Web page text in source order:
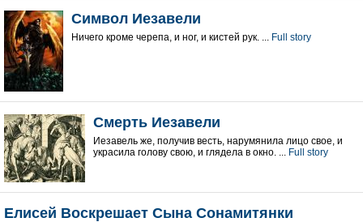
Символ Иезавели
Ничего кроме черепа, и ног, и кистей рук. ... Full story
Смерть Иезавели
Иезавель же, получив весть, нарумянила лицо свое, и
украсила голову свою, и глядела в окно. ... Full story
Елисей Воскрешает Сына Сонамитянки